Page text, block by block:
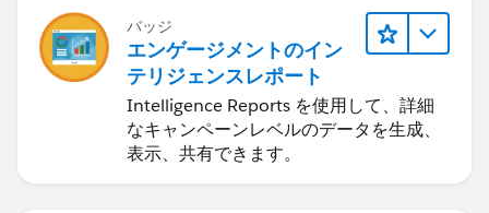
バッジ
エンゲージメントのイン
テリジェンスレポート
Intelligence Reports を使用して、詳細
なキャンペーンレベルのデータを生成、
表示、共有できます。